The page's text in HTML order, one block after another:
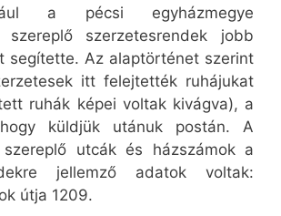
a pécsi egyházmegye
szereplő szerzetesrendek jobb
segítette. Az alaptörténet szerint
itt felejtették ruhájukat
ruhák képei voltak kivágva), a
küldjük utánuk postán. A
szereplő utcák és házszámok a
jellemző adatok voltak:
útja 1209.